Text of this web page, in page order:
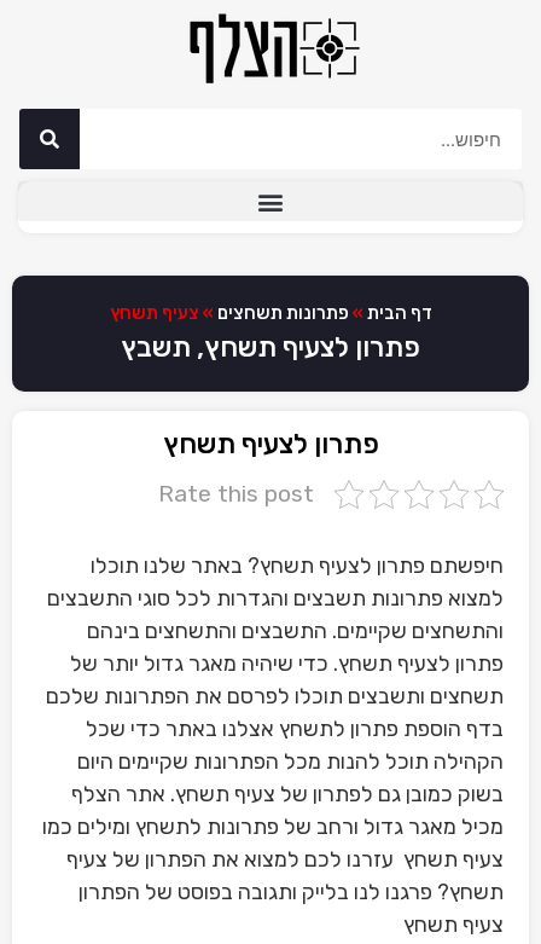
דף הבית » פתרונות תשחצים » צעיף תשחץ
פתרון לצעיף תשחץ, תשבץ
פתרון לצעיף תשחץ
Rate this post
חיפשתם פתרון לצעיף תשחץ? באתר שלנו תוכלו
למצוא פתרונות תשבצים והגדרות לכל סוגי התשבצים
והתשחצים שקיימים. התשבצים והתשחצים בינהם
פתרון לצעיף תשחץ. כדי שיהיה מאגר גדול יותר של
תשחצים ותשבצים תוכלו לפרסם את הפתרונות שלכם
בדף הוספת פתרון לתשחץ אצלנו באתר כדי שכל
הקהילה תוכל להנות מכל הפתרונות שקיימים היום
בשוק כמובן גם לפתרון של צעיף תשחץ. אתר הצלף
מכיל מאגר גדול ורחב של פתרונות לתשחץ ומילים כמו
צעיף תשחץ עזרנו לכם למצוא את הפתרון של צעיף
תשחץ? פרגנו לנו בלייק ותגובה בפוסט של הפתרון
צעיף תשחץ